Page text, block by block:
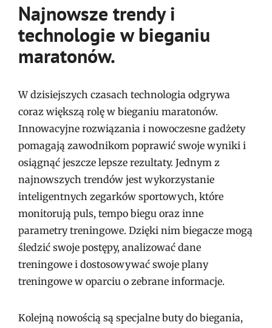
Najnowsze trendy i
technologie w bieganiu
maratonów.
W dzisiejszych czasach technologia odgrywa
coraz większą rolę w bieganiu maratonów.
Innowacyjne rozwiązania i nowoczesne gadżety
pomagają zawodnikom poprawić swoje wyniki i
osiągnąć jeszcze lepsze rezultaty. Jednym z
najnowszych trendów jest wykorzystanie
inteligentnych zegarków sportowych, które
monitorują puls, tempo biegu oraz inne
parametry treningowe. Dzięki nim biegacze mogą
śledzić swoje postępy, analizować dane
treningowe i dostosowywać swoje plany
treningowe w oparciu o zebrane informacje.
Kolejną nowością są specjalne buty do biegania,